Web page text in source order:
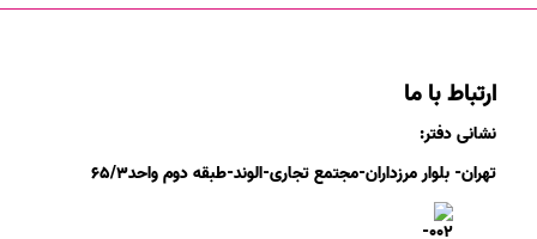
ارتباط با ما
نشانی دفتر:
تهران- بلوار مرزداران-مجتمع تجاری-الوند-طبقه دومواحد۶ ۵/۳